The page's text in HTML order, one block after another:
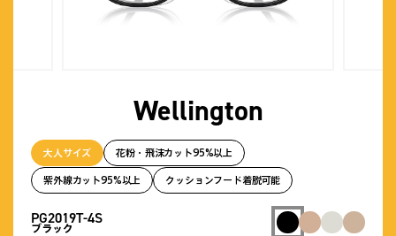
Wellington
大人サイズ 花粉・飛沫カット95%以上
紫外線カット95%以上 クッションフード着脱可能
PG2019T-4S
ブラック